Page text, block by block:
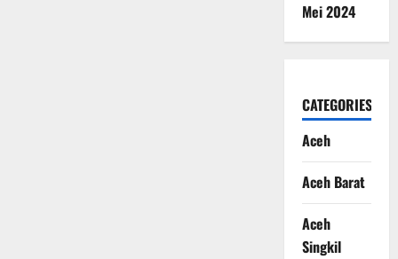
Mei 2024
CATEGORIES
Aceh
Aceh Barat
Aceh
Singkil